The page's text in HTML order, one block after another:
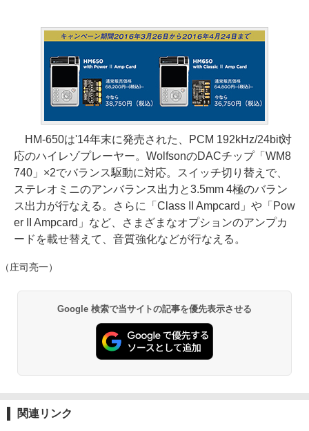
HM-650は'14年末に発売された、PCM 192kHz/24bit対
応のハイレゾプレーヤー。WolfsonのDACチップ「WM8
740」×2でバランス駆動に対応。スイッチ切り替えで、
ステレオミニのアンバランス出力と3.5mm 4極のバラン
ス出力が行なえる。さらに「Class II Ampcard」や「Pow
er II Ampcard」など、さまざまなオプションのアンプカ
ードを載せ替えて、音質強化などが行なえる。
（庄司亮一）
Google 検索で当サイトの記事を優先表示させる
関連リンク